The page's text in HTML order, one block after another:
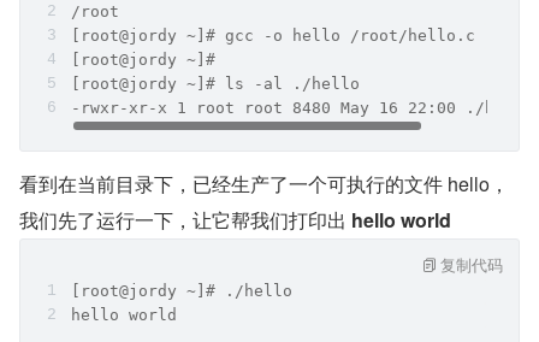
/root
[root@jordy ~]# gcc -o hello /root/hello.c
[root@jordy ~]#
[root@jordy ~]# ls -al ./hello
-rwxr-xr-x 1 root root 8480 May 16 22:00 ./
看到在当前目录下，已经生产了一个可执行的文件 hello，
我们先了运行一下，让它帮我们打印出 hello world
[root@jordy ~]# ./hello
hello world
复制代码